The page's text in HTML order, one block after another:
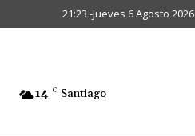
21:23 -Jueves 6 Agosto 2026
14 C Santiago